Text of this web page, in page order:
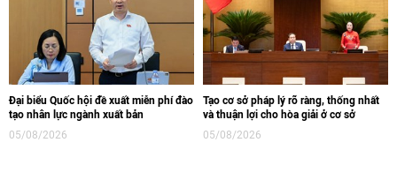
Đại biểu Quốc hội đề xuất miễn phí đào
tạo nhân lực ngành xuất bản
05/08/2026
Tạo cơ sở pháp lý rõ ràng, thống nhất
và thuận lợi cho hòa giải ở cơ sở
05/08/2026